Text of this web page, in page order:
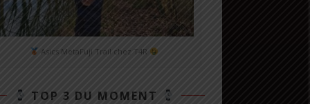
Asics MetaFuji Trail chez T4R
TOP 3 DU MOMENT